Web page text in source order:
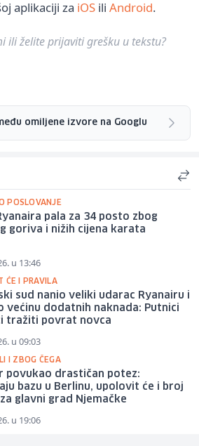
aplikaciji za iOS ili Android.
ili želite prijaviti grešku u tekstu?
omiljene izvore na Googlu
POSLOVANJE
pala za 34 posto zbog
goriva i nižih cijena karata
u 13:46
ĆE I PRAVILA
sud nanio veliki udarac Ryanairu i
većinu dodatnih naknada: Putnici
tražiti povrat novca
u 09:03
I ZBOG ČEGA
povukao drastičan potez:
bazu u Berlinu, upolovit će i broj
glavni grad Njemačke
u 19:06